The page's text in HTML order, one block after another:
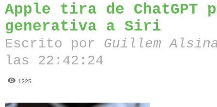
Apple tira de ChatGPT
generativa a Siri
Escrito por Guillem
las 22:42:24
1225